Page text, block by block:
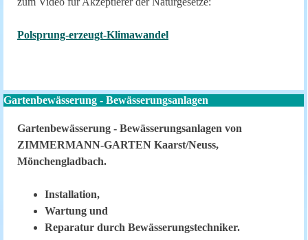
Polsprung-erzeugt-Klimawandel
Gartenbewässerung - Bewässerungsanlagen
Gartenbewässerung - Bewässerungsanlagen von
ZIMMERMANN-GARTEN Kaarst/Neuss,
Mönchengladbach.
Installation,
Wartung und
Reparatur durch Bewässerungstechniker.